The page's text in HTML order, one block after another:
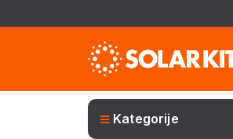
Kategorije